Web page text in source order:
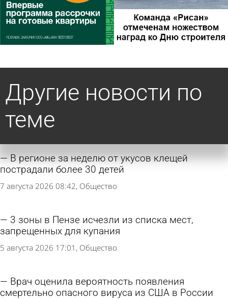
Другие новости по
теме
В регионе за неделю от укусов клещей
пострадали более 30 детей
7 августа 2026 08:42 Общество
3 зоны в Пензе исчезли из списка мест,
запрещенных для купания
5 августа 2026 17:01 Общество
Врач оценила вероятность появления
смертельно опасного вируса из США в России